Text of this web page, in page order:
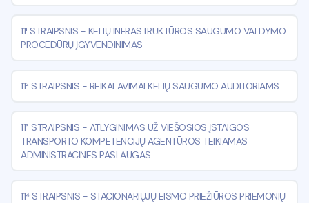
11¹ STRAIPSNIS - KELIŲ INFRASTRUKTŪROS SAUGUMO VALDYMO
PROCEDŪRŲ ĮGYVENDINIMAS
11² STRAIPSNIS - REIKALAVIMAI KELIŲ SAUGUMO AUDITORIAMS
11³ STRAIPSNIS - ATLYGINIMAS UŽ VIEŠOSIOS ĮSTAIGOS
TRANSPORTO KOMPETENCIJŲ AGENTŪROS TEIKIAMAS
ADMINISTRACINES PASLAUGAS
11⁴ STRAIPSNIS - STACIONARIŲJŲ EISMO PRIEŽIŪROS PRIEMONIŲ